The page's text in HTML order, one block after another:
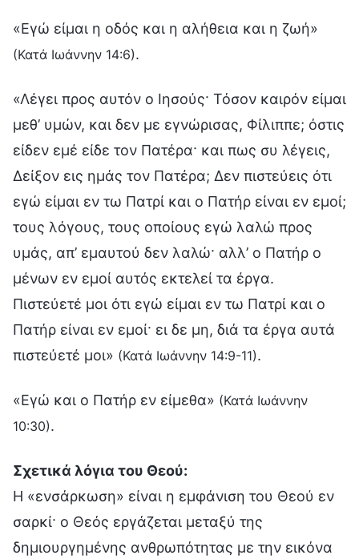
«Εγώ είμαι η οδός και η αλήθεια και η ζωή»
(Κατά Ιωάννην 14:6).
«Λέγει προς αυτόν ο Ιησούς· Τόσον καιρόν είμαι
μεθ’ υμών, και δεν με εγνώρισας, Φίλιππε; όστις
είδεν εμέ είδε τον Πατέρα· και πως συ λέγεις,
Δείξον εις ημάς τον Πατέρα; Δεν πιστεύεις ότι
εγώ είμαι εν τω Πατρί και ο Πατήρ είναι εν εμοί;
τους λόγους, τους οποίους εγώ λαλώ προς
υμάς, απ’ εμαυτού δεν λαλώ· αλλ’ ο Πατήρ ο
μένων εν εμοί αυτός εκτελεί τα έργα.
Πιστεύετέ μοι ότι εγώ είμαι εν τω Πατρί και ο
Πατήρ είναι εν εμοί· ει δε μη, διά τα έργα αυτά
πιστεύετέ μοι» (Κατά Ιωάννην 14:9-11).
«Εγώ και ο Πατήρ εν είμεθα» (Κατά Ιωάννην
10:30).
Σχετικά λόγια του Θεού:
Η «ενσάρκωση» είναι η εμφάνιση του Θεού εν
σαρκί· ο Θεός εργάζεται μεταξύ της
δημιουργημένης ανθρωπότητας με την εικόνα